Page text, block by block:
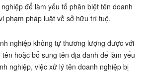
để làm yếu tố phân biệt tên doanh
phạm pháp luật về sở hữu trí tuệ.
nghiệp không tự thương lượng được với
hoặc bổ sung tên địa danh để làm yếu
nghiệp, việc xử lý tên doanh nghiệp bị